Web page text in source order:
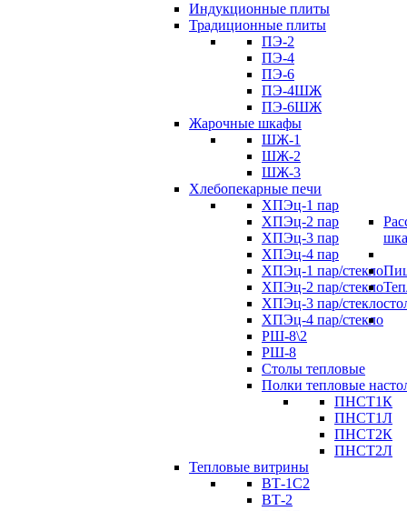
Индукционные плиты
Традиционные плиты
ПЭ-2
ПЭ-4
ПЭ-6
ПЭ-4ШЖ
ПЭ-6ШЖ
Жарочные шкафы
ШЖ-1
ШЖ-2
ШЖ-3
Хлебопекарные печи
ХПЭц-1 пар
ХПЭц-2 пар
ХПЭц-3 пар
ХПЭц-4 пар
ХПЭц-1 пар/стекло
ХПЭц-2 пар/стекло
ХПЭц-3 пар/стекло
ХПЭц-4 пар/стекло
РШ-8\2
РШ-8
Столы тепловые
Полки тепловые
ПНСТ1К
ПНСТ1Л
ПНСТ2К
ПНСТ2Л
Тепловые витрины
ВТ-1С2
ВТ-2